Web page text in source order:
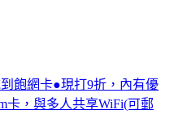
飽網卡●現打9折，內有優
卡，與多人共享WiFi(可郵